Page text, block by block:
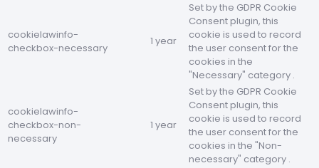
cookielawinfo-
checkbox-necessary
1 year
Set by the GDPR Cookie
Consent plugin, this
cookie is used to record
the user consent for the
cookies in the
"Necessary" category .
cookielawinfo-
checkbox-non-
necessary
1 year
Set by the GDPR Cookie
Consent plugin, this
cookie is used to record
the user consent for the
cookies in the "Non-
necessary" category .